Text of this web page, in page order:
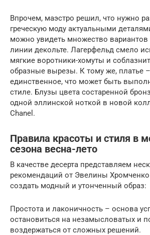
Впрочем, маэстро решил, что нужно
греческую моду актуальными
можно увидеть множество
линии декольте. Лагерфельд смело
мягкие воротники-хомуты и
образные вырезы. К тому же, платье
единственное, что может быть
стиле. Блузы цвета состаренной
одной эллинской ноткой в новой
Chanel.
Правила красоты и стиля в
сезона весна-лето
В качестве десерта представляем
рекомендаций от Эвелины
создать модный и утонченный образ:
Простота и лаконичность – основа
остановиться на незамысловатых и
воздержаться от сложных решений.